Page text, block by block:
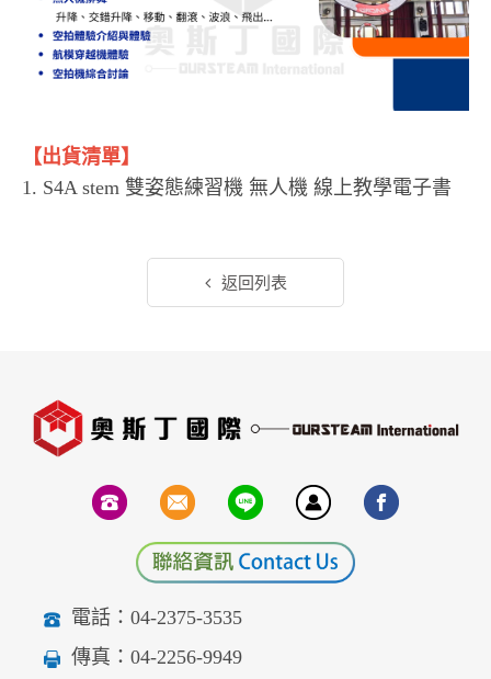
【出貨清單】
1. S4A stem 雙姿態練習機 無人機 線上教學電子書
返回列表
電話：04-2375-3535
傳真：04-2256-9949